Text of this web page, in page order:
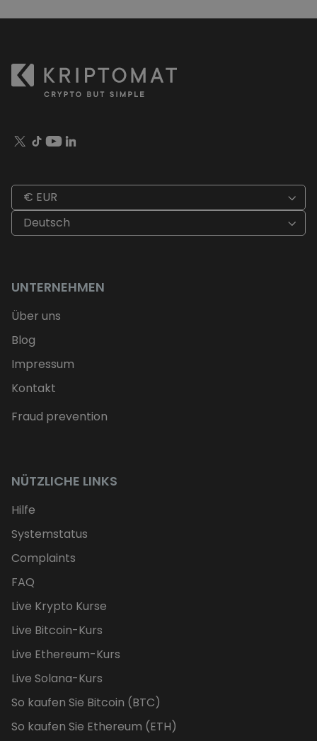
€ EUR
Deutsch
UNTERNEHMEN
Über uns
Blog
Impressum
Kontakt
Fraud prevention
NÜTZLICHE LINKS
Hilfe
Systemstatus
Complaints
FAQ
Live Krypto Kurse
Live Bitcoin-Kurs
Live Ethereum-Kurs
Live Solana-Kurs
So kaufen Sie Bitcoin (BTC)
So kaufen Sie Ethereum (ETH)